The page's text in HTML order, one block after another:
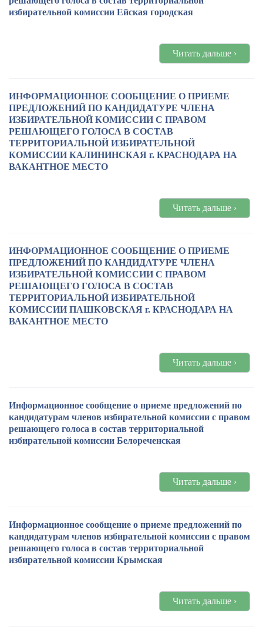
избирательной комиссии Ейская городская
Читать дальше ›
ИНФОРМАЦИОННОЕ СООБЩЕНИЕ О ПРИЕМЕ
ПРЕДЛОЖЕНИЙ ПО КАНДИДАТУРЕ ЧЛЕНА
ИЗБИРАТЕЛЬНОЙ КОМИССИИ С ПРАВОМ
РЕШАЮЩЕГО ГОЛОСА В СОСТАВ
ТЕРРИТОРИАЛЬНОЙ ИЗБИРАТЕЛЬНОЙ
КОМИССИИ КАЛИНИНСКАЯ г. КРАСНОДАРА НА
ВАКАНТНОЕ МЕСТО
Читать дальше ›
ИНФОРМАЦИОННОЕ СООБЩЕНИЕ О ПРИЕМЕ
ПРЕДЛОЖЕНИЙ ПО КАНДИДАТУРЕ ЧЛЕНА
ИЗБИРАТЕЛЬНОЙ КОМИССИИ С ПРАВОМ
РЕШАЮЩЕГО ГОЛОСА В СОСТАВ
ТЕРРИТОРИАЛЬНОЙ ИЗБИРАТЕЛЬНОЙ
КОМИССИИ ПАШКОВСКАЯ г. КРАСНОДАРА НА
ВАКАНТНОЕ МЕСТО
Читать дальше ›
Информационное сообщение о приеме предложений по
кандидатурам членов избирательной комиссии с правом
решающего голоса в состав территориальной
избирательной комиссии Белореченская
Читать дальше ›
Информационное сообщение о приеме предложений по
кандидатурам членов избирательной комиссии с правом
решающего голоса в состав территориальной
избирательной комиссии Крымская
Читать дальше ›